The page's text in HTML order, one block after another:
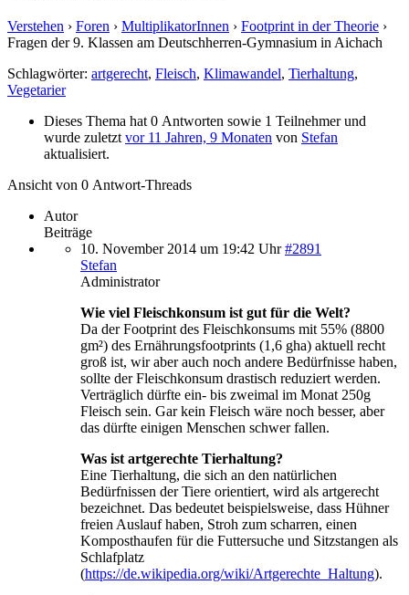
Verstehen › Foren › MultiplikatorInnen › Footprint in der Theorie ›
Fragen der 9. Klassen am Deutschherren-Gymnasium in Aichach
Schlagwörter: artgerecht, Fleisch, Klimawandel, Tierhaltung,
Vegetarier
Dieses Thema hat 0 Antworten sowie 1 Teilnehmer und
wurde zuletzt vor 11 Jahren, 9 Monaten von Stefan
aktualisiert.
Ansicht von 0 Antwort-Threads
Autor
Beiträge
10. November 2014 um 19:42 Uhr #2891
Stefan
Administrator
Wie viel Fleischkonsum ist gut für die Welt?
Da der Footprint des Fleischkonsums mit 55% (8800
gm²) des Ernährungsfootprints (1,6 gha) aktuell recht
groß ist, wir aber auch noch andere Bedürfnisse haben,
sollte der Fleischkonsum drastisch reduziert werden.
Verträglich dürfte ein- bis zweimal im Monat 250g
Fleisch sein. Gar kein Fleisch wäre noch besser, aber
das dürfte einigen Menschen schwer fallen.
Was ist artgerechte Tierhaltung?
Eine Tierhaltung, die sich an den natürlichen
Bedürfnissen der Tiere orientiert, wird als artgerecht
bezeichnet. Das bedeutet beispielsweise, dass Hühner
freien Auslauf haben, Stroh zum scharren, einen
Komposthaufen für die Futtersuche und Sitzstangen als
Schlafplatz
(https://de.wikipedia.org/wiki/Artgerechte_Haltung).